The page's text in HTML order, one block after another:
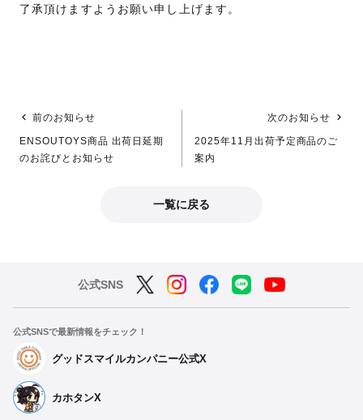
了承頂けますようお願い申し上げます。
前のお知らせ
ENSOUTOYS商品 出荷日延期
のお詫びとお知らせ
次のお知らせ
2025年11月出荷予定商品のご
案内
一覧に戻る
公式SNS
公式SNSで最新情報をチェック！
グッドスマイルカンパニー公式X
カホタンX